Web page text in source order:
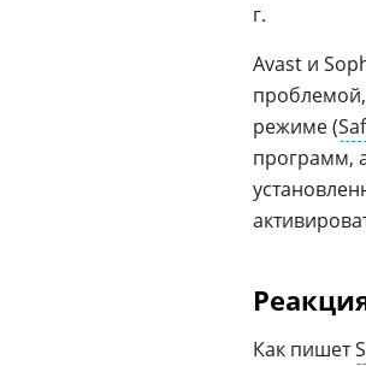
г.
Avast и
режиме (
программ,
Как пишет